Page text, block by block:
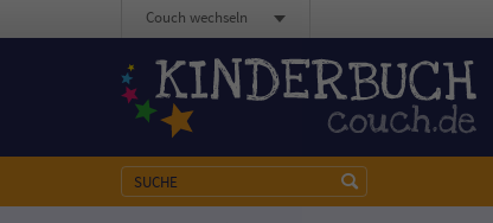
Couch wechseln